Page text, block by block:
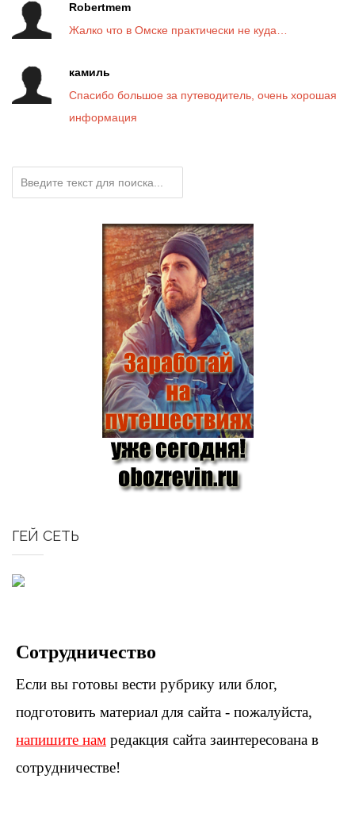
Robertmem
Жалко что в Омске практически не куда…
камиль
Спасибо большое за путеводитель, очень хорошая
информация
ГЕЙ СЕТЬ
Сотрудничество
Если вы готовы вести рубрику или блог,
подготовить материал для сайта - пожалуйста,
напишите нам редакция сайта заинтересована в
сотрудничестве!